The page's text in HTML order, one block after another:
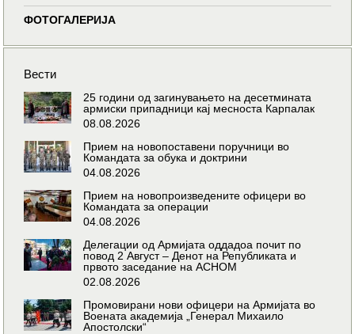
ФОТОГАЛЕРИЈА
Вести
25 години од загинувањето на десетмината
армиски припадници кај месноста Карпалак
08.08.2026
Прием на новопоставени поручници во
Командата за обука и доктрини
04.08.2026
Прием на новопроизведените офицери во
Командата за операции
04.08.2026
Делегации од Армијата оддадоа почит по
повод 2 Август – Денот на Републиката и
првото заседание на АСНОМ
02.08.2026
Промовирани нови офицери на Армијата во
Воената академија „Генерал Михаило
Апостолски“